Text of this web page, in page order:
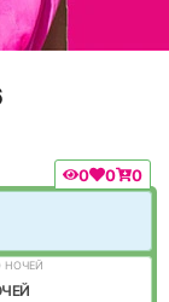
0 0 0
НОЧЕЙ